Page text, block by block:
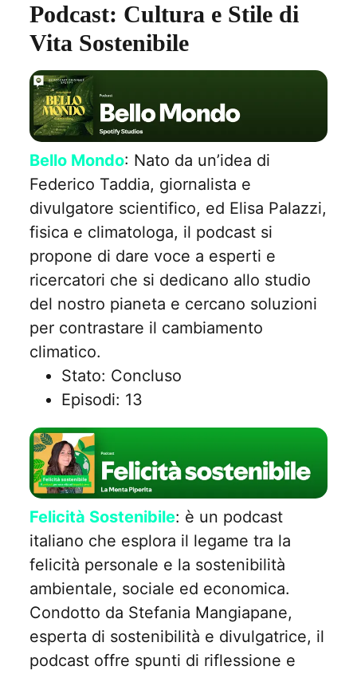
Podcast: Cultura e Stile di
Vita Sostenibile
Bello Mondo: Nato da un’idea di
Federico Taddia, giornalista e
divulgatore scientifico, ed Elisa Palazzi,
fisica e climatologa, il podcast si
propone di dare voce a esperti e
ricercatori che si dedicano allo studio
del nostro pianeta e cercano soluzioni
per contrastare il cambiamento
climatico.
Stato: Concluso
Episodi: 13
Felicità Sostenibile: è un podcast
italiano che esplora il legame tra la
felicità personale e la sostenibilità
ambientale, sociale ed economica.
Condotto da Stefania Mangiapane,
esperta di sostenibilità e divulgatrice, il
podcast offre spunti di riflessione e